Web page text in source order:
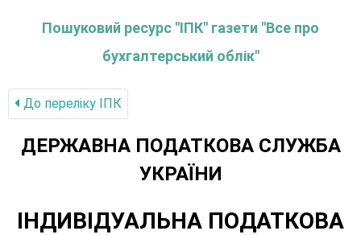
Пошуковий ресурс "ІПК" газети "Все про
бухгалтерський облік"
До переліку IПК
ДЕРЖАВНА ПОДАТКОВА СЛУЖБА
УКРАЇНИ
ІНДИВІДУАЛЬНА ПОДАТКОВА